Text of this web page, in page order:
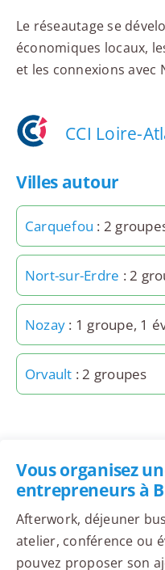
Le réseautage se
économiques locaux,
et les connexions avec
CCI Loire-
Villes autour
Carquefou : 2
Nort-sur-Erdre : 2
Nozay : 1 groupe, 1
Orvault : 2 groupes
Vous organisez
entrepreneurs à
Afterwork, déjeuner
atelier, conférence ou
pouvez proposer son